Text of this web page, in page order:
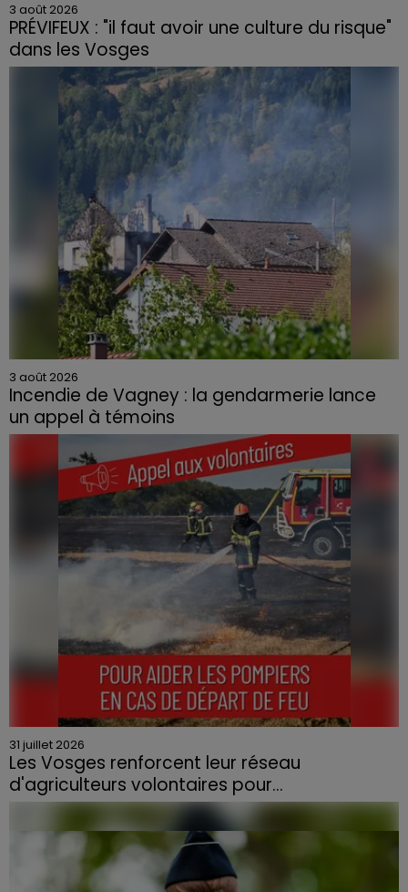
3 août 2026
PRÉVIFEUX : "il faut avoir une culture du risque"
dans les Vosges
3 août 2026
Incendie de Vagney : la gendarmerie lance
un appel à témoins
31 juillet 2026
Les Vosges renforcent leur réseau
d'agriculteurs volontaires pour...